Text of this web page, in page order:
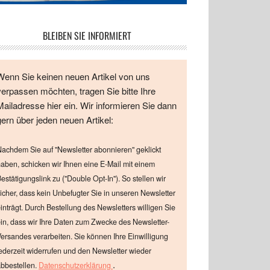
BLEIBEN SIE INFORMIERT
Sie keinen neuen Artikel von uns
möchten, tragen Sie bitte Ihre
hier ein. Wir informieren Sie dann
über jeden neuen Artikel:
Sie auf "Newsletter abonnieren" geklickt
schicken wir Ihnen eine E-Mail mit einem
zu ("Double Opt-In"). So stellen wir
dass kein Unbefugter Sie in unseren Newsletter
Durch Bestellung des Newsletters willigen Sie
dass wir Ihre Daten zum Zwecke des Newsletter-
verarbeiten. Sie können Ihre Einwilligung
widerrufen und den Newsletter wieder
Datenschutzerklärung .